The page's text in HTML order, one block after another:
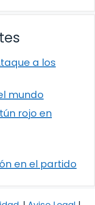
a los
mundo
rojo en
en el partido